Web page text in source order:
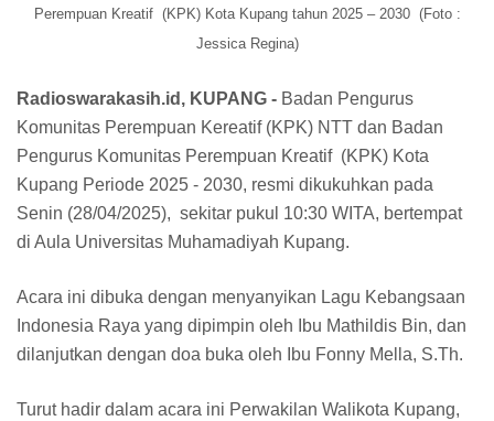
Perempuan Kreatif (KPK) Kota Kupang tahun 2025 – 2030 (Foto :
Jessica Regina)
Radioswarakasih.id, KUPANG - Badan Pengurus
Komunitas Perempuan Kereatif (KPK) NTT dan Badan
Pengurus Komunitas Perempuan Kreatif (KPK) Kota
Kupang Periode 2025 - 2030, resmi dikukuhkan pada
Senin (28/04/2025), sekitar pukul 10:30 WITA, bertempat
di Aula Universitas Muhamadiyah Kupang.
Acara ini dibuka dengan menyanyikan Lagu Kebangsaan
Indonesia Raya yang dipimpin oleh Ibu Mathildis Bin, dan
dilanjutkan dengan doa buka oleh Ibu Fonny Mella, S.Th.
Turut hadir dalam acara ini Perwakilan Walikota Kupang,